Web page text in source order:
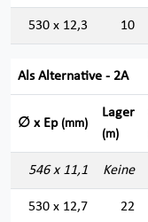
530 x 12,3 10
Als Alternative - 2A
∅ x Ep (mm)
Lager
(m)
546 x 11,1 Keine
530 x 12,7 22